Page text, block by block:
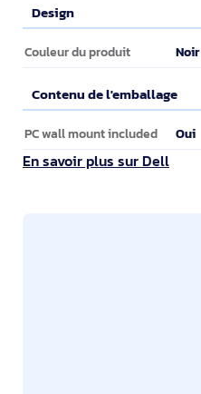
Design
Design
Couleur du produit Noir
Contenu de l'emballage
Contenu de l'emballage
PC wall mount included Oui
En savoir plus sur Dell